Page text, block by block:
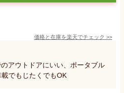
価格と在庫を楽天でチェック >>
アウトドアにいい、ポータブル
でもじたくでもOK